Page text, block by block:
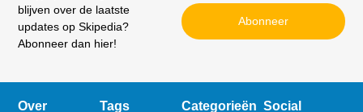
blijven over de laatste
updates op Skipedia?
Abonneer dan hier!
Abonneer
Over Tags Categorieën Social